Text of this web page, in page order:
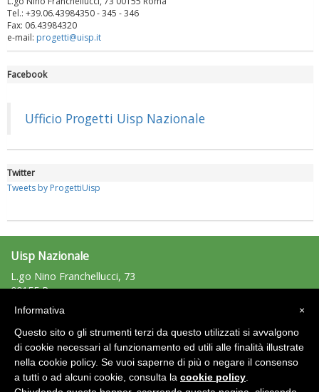
rivoluzioni"
Tiziano Pesce a Radio InBlu2000 traccia il bilancio della stagione
Tel.: +39.06.43984350 - 345 - 346
Fax: 06.43984320
e-mail: progetti@uisp.it
Facebook
Ufficio Progetti Uisp Nazionale
Twitter
Tweets by ProgettiUisp
Uisp Nazionale
L.go Nino Franchellucci, 73
00155 Roma
Tel: 06.439841 - Fax: 06.43984320
C.F.: 97029170582
Area Riservata 2.0
×
Informativa
Questo sito o gli strumenti terzi da questo utilizzati si avvalgono
di cookie necessari al funzionamento ed utili alle finalità illustrate
nella cookie policy. Se vuoi saperne di più o negare il consenso
a tutti o ad alcuni cookie, consulta la cookie policy